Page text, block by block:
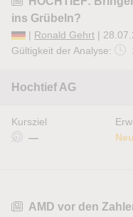
ins Grübeln?
| Ronald Gehrt |
Gültigkeit der Analyse:
Hochtief AG
Kursziel
—
AMD vor den